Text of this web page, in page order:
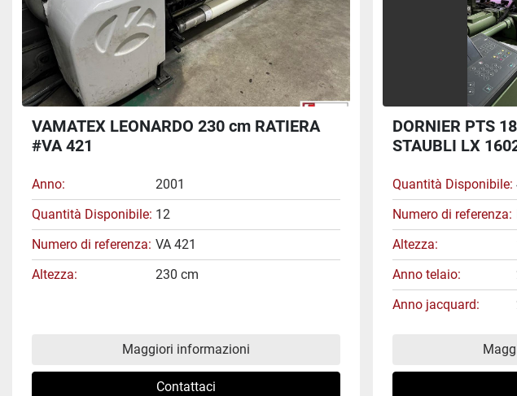
VAMATEX LEONARDO 230 cm RATIERA
#VA 421
Anno
2001
Quantità Disponibile 12
Numero di referenza VA 421
Altezza
230 cm
Maggiori informazioni
Contattaci
DORNIER PTS
STAUBLI LX
Quantità Disponibile
Numero di referenza
Altezza
Anno telaio
Anno jacquard